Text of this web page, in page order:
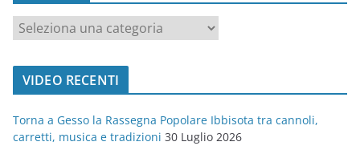
a
t
o
r
VIDEO RECENTI
Torna a Gesso la Rassegna Popolare Ibbisota tra cannoli,
carretti, musica e tradizioni 30 Luglio 2026